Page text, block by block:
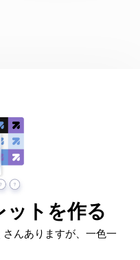
トを作る
んありますが、一色一